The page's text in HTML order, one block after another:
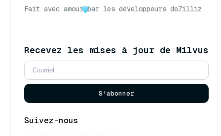
Fait avec amour par les développeurs deZilliz
Recevez les mises à jour de Milvus
S'abonner
Suivez-nous